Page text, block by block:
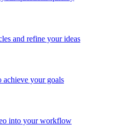
and refine your ideas
your goals
into your workflow